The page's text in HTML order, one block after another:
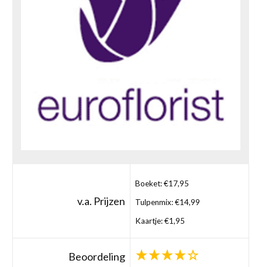
v.a. Prijzen
Boeket: €17,95
Tulpenmix: €14,99
Kaartje: €1,95
Beoordeling